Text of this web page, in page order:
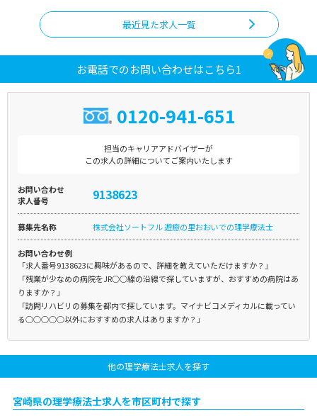
最近見た求人一覧
お電話でのお問い合わせはこちら1
0120-941-651
担当のキャリアアドバイザーが
この求人の詳細についてご案内いたします
お問い合わせ
求人番号
9138623
募集先名称 株式会社ソートフル 遊癒の里おおいでの理学療法士
お問い合わせ例
「求人番号9138623に興味があるので、詳細を教えていただけますか？」
「残業が少なめの病院をJR○○線の沿線で探していますが、おすすめの病院はあ
りますか？」
「訪問リハビリの募集を都内で探しています。マイナビコメディカルに載ってい
る○○○○○以外におすすめの求人はありますか？」
他の理学療法士求人を探す
宮崎県の理学療法士求人を市区町村で探す